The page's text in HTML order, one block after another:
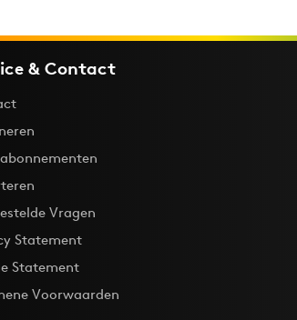
& Contact
Vragen
Statement
Statement
Voorwaarden